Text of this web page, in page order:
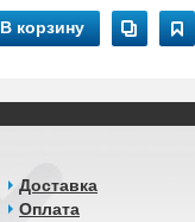
В корзину
Доставка
Оплата